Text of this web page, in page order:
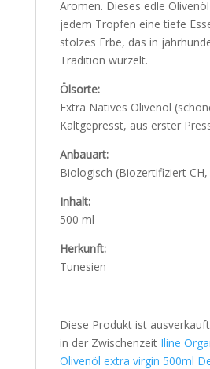
Aromen. Dieses edle
jedem Tropfen eine tiefe
stolzes Erbe, das in
Tradition wurzelt.
Ölsorte:
Extra Natives Olivenöl
Kaltgepresst, aus erster
Anbauart:
Biologisch (Biozertifiziert CH,
Inhalt:
500 ml
Herkunft:
Tunesien
Diese Produkt ist
in der Zwischenzeit Iline
Olivenöl extra virgin 500ml